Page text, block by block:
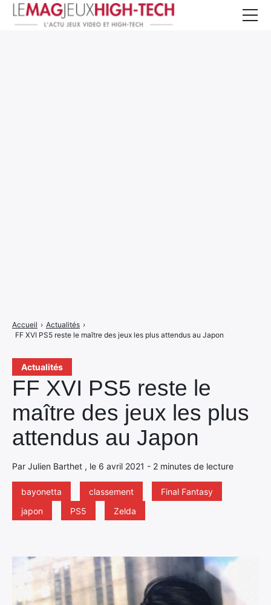
Actualités
FF XVI PS5 reste le
maître des jeux les plus
attendus au Japon
Par Julien Barthet , le 6 avril 2021 - 2 minutes de lecture
bayonetta classement
Final Fantasy
japon
PS5 Zelda
Accueil › Actualités ›
FF XVI PS5 reste le maître des jeux les plus attendus au Japon